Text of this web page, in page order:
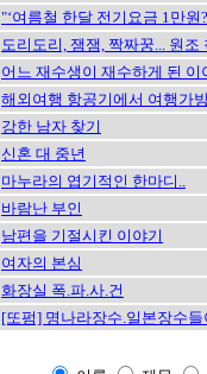
"‘여름철 한달 전기요금 1만
도리도리, 잼잼, 짝짜꿍... 원조
어느 재수생이 재수하게 된 이
해외여행 항공기에서 여행가
강한 남자 찾기
신혼 대 중년
마누라의 엽기적인 한마디..
바람난 부인
남편을 기절시킨 이야기
여자의 본심
화장실 폭.파.사.건
[또펌] 명나라장수.일본장수